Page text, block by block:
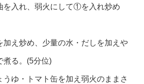
入れ、弱火にして①を入れ炒め
え炒め、少量の水・だしを加えや
煮る。(5分位)
ゆ・トマト缶を加え弱火のままさ